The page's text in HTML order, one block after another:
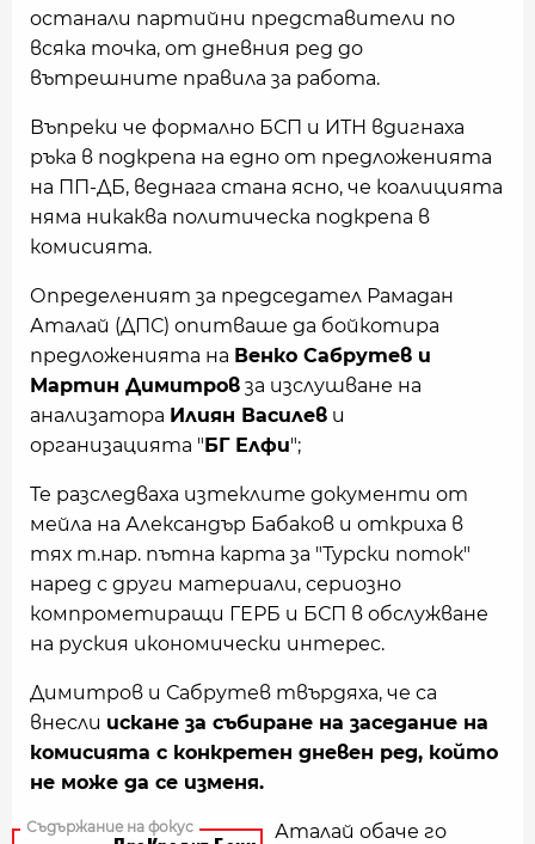
останали партийни представители по
всяка точка, от дневния ред до
вътрешните правила за работа.
Въпреки че формално БСП и ИТН вдигнаха
ръка в подкрепа на едно от предложенията
на ПП-ДБ, веднага стана ясно, че коалицията
няма никаква политическа подкрепа в
комисията.
Определеният за председател Рамадан
Аталай (ДПС) опитваше да бойкотира
предложенията на Венко Сабрутев и
Мартин Димитров за изслушване на
анализатора Илиян Василев и
организацията "БГ Елфи";
Те разследваха изтеклите документи от
мейла на Александър Бабаков и откриха в
тях т.нар. пътна карта за "Турски поток"
наред с други материали, сериозно
компрометиращи ГЕРБ и БСП в обслужване
на руския икономически интерес.
Димитров и Сабрутев твърдяха, че са
внесли искане за събиране на заседание на
комисията с конкретен дневен ред, който
не може да се изменя.
Аталай обаче го